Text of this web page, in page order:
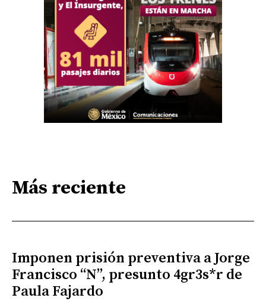
Más reciente
Imponen prisión preventiva a Jorge
Francisco “N”, presunto 4gr3s*r de
Paula Fajardo